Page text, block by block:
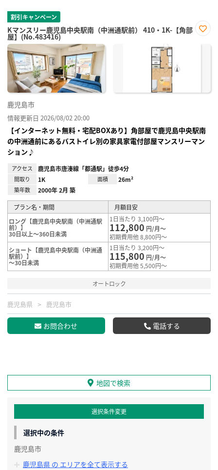
割引キャンペーン
Kマンスリー鹿児島中央駅南（中洲通駅前） 410・1K-【角部
屋】(No.483416)
に入
鹿児島市
情報更新日 2026/08/02 20:00
【インターネット無料・宅配BOXあり】角部屋で鹿児島中央駅南
の中洲通前にあるバストイレ別の家具家電付部屋マンスリーマン
ション♪
アクセス 鹿児島市唐湊線「都通駅」徒歩4分
間取り 1K 面積 26m²
築年数 2000年 2月 築
プラン名・期間
月額目安
ロング【鹿児島中央駅南（中洲通駅
前）】
30日以上～360日未満
1日当たり 3,100円～
112,800 円/月～
初期費用他 8,800円～
ショート【鹿児島中央駅南（中洲通
駅前）】
～30日未満
1日当たり 3,200円～
115,800 円/月～
初期費用他 5,500円～
オートロック
鹿児島県 鹿児島市
お問合わせ 電話する
地図で検索
選択条件変更
選択中の条件
鹿児島市
鹿児島県 の エリアを全て表示する